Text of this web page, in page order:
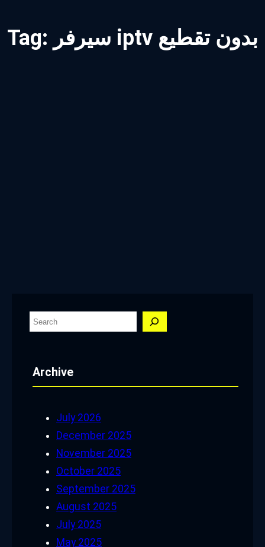
Tag: سيرفر iptv بدون تقطيع
S
rArchive
July 2026
December 2025
November 2025
October 2025
September 2025
August 2025
July 2025
May 2025